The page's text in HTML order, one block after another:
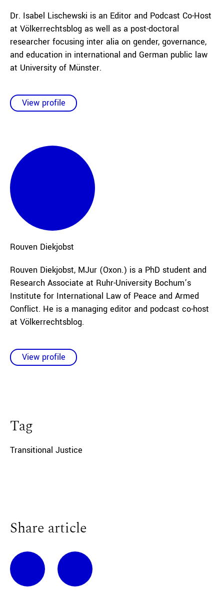
Dr. Isabel Lischewski is an Editor and Podcast Co-Host
at Völkerrechtsblog as well as a post-doctoral
researcher focusing inter alia on gender, governance,
and education in international and German public law
at University of Münster.
View profile
Rouven Diekjobst
Rouven Diekjobst, MJur (Oxon.) is a PhD student and
Research Associate at Ruhr-University Bochum’s
Institute for International Law of Peace and Armed
Conflict. He is a managing editor and podcast co-host
at Völkerrechtsblog.
View profile
Tag
Transitional Justice
Share article